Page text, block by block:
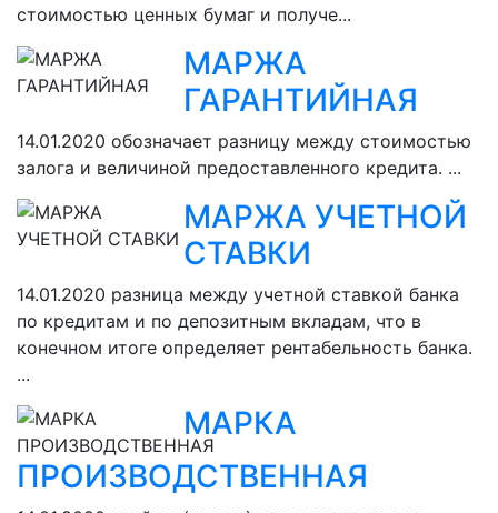
стоимостью ценных бумаг и получе...
МАРЖА
ГАРАНТИЙНАЯ
14.01.2020 обозначает разницу между стоимостью
залога и величиной предоставленного кредита. ...
МАРЖА УЧЕТНОЙ
СТАВКИ
14.01.2020 разница между учетной ставкой банка
по кредитам и по депозитным вкладам, что в
конечном итоге определяет рентабельность банка.
...
МАРКА
ПРОИЗВОДСТВЕННАЯ